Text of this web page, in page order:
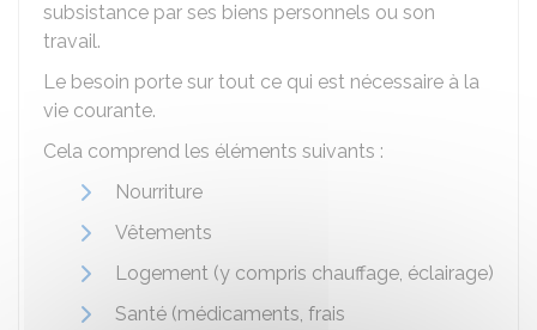
subsistance par ses biens personnels ou son
travail.
Le besoin porte sur tout ce qui est nécessaire à la
vie courante.
Cela comprend les éléments suivants :
Nourriture
Vêtements
Logement (y compris chauffage, éclairage)
Santé (médicaments, frais